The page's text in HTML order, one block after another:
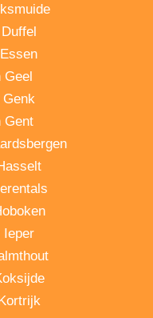
Geel
Gent
Ieper